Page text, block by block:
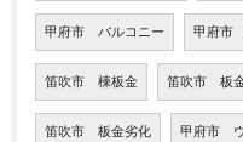
甲府市 バルコニー 甲府市
笛吹市 棟板金 笛吹市 板
笛吹市 板金劣化 甲府市